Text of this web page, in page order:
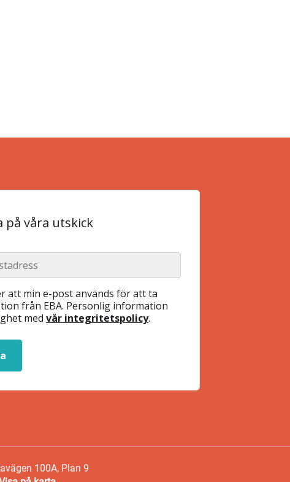
på våra utskick
att min e-post används för att ta
från EBA. Personlig information
med vår integritetspolicy.
100A, Plan 9